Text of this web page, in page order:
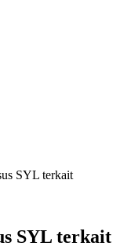
SYL terkait
SYL terkait